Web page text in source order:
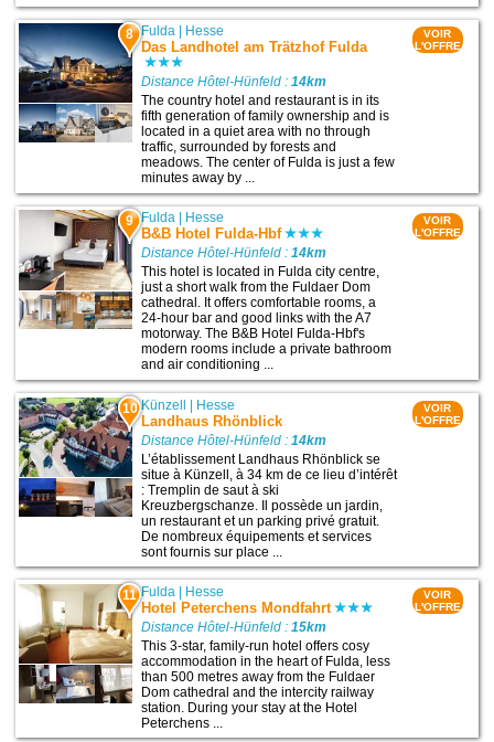
8 Fulda Hesse
Das Landhotel am Trätzhof Fulda
Distance Hôtel-Hünfeld :14km
The country hotel and restaurant is in its
fifth generation of family ownership and is
located in a quiet area with no through
traffic, surrounded by forests and
meadows. The center of Fulda is just a few
minutes away by ...
VOIR
L'OFFRE
9 Fulda Hesse
B&B Hotel Fulda-Hbf
Distance Hôtel-Hünfeld :14km
This hotel is located in Fulda city centre,
just a short walk from the Fuldaer Dom
cathedral. It offers comfortable rooms, a
24-hour bar and good links with the A7
motorway. The B&B Hotel Fulda-Hbf's
modern rooms include a private bathroom
and air conditioning ...
VOIR
L'OFFRE
10 Künzell | Hesse
Landhaus Rhönblick
Distance Hôtel-Hünfeld :14km
L’établissement Landhaus Rhönblick se
situe à Künzell, à 34 km de ce lieu d’intérêt
: Tremplin de saut à ski
Kreuzbergschanze. Il possède un jardin,
un restaurant et un parking privé gratuit.
De nombreux équipements et services
sont fournis sur place ...
VOIR
L'OFFRE
11 Fulda | Hesse
Hotel Peterchens Mondfahrt
Distance Hôtel-Hünfeld :15km
This 3-star, family-run hotel offers cosy
accommodation in the heart of Fulda, less
than 500 metres away from the Fuldaer
Dom cathedral and the intercity railway
station. During your stay at the Hotel
Peterchens ...
VOIR
L'OFFRE